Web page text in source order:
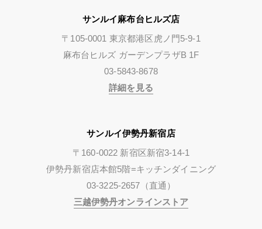
サンルイ麻布台ヒルズ店
〒105-0001 東京都港区虎ノ門5-9-1
麻布台ヒルズ ガーデンプラザB 1F
03-5843-8678
詳細を見る
サンルイ伊勢丹新宿店
〒160-0022 新宿区新宿3-14-1
伊勢丹新宿店本館5階=キッチンダイニング
03-3225-2657（直通）
三越伊勢丹オンラインストア